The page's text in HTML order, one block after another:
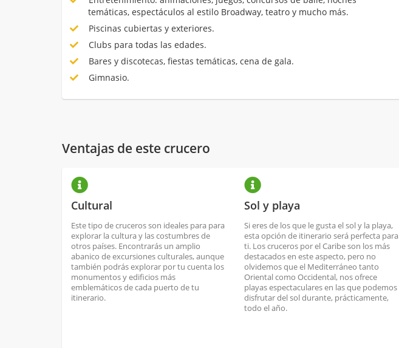
temáticas, espectáculos al estilo Broadway, teatro y mucho más.
Piscinas cubiertas y exteriores.
Clubs para todas las edades.
Bares y discotecas, fiestas temáticas, cena de gala.
Gimnasio.
Ventajas de este crucero
Cultural
Este tipo de cruceros son ideales para para
explorar la cultura y las costumbres de
otros países. Encontrarás un amplio
abanico de excursiones culturales, aunque
también podrás explorar por tu cuenta los
monumentos y edificios más
emblemáticos de cada puerto de tu
itinerario.
Sol y playa
Si eres de los que le gusta el sol y la playa,
esta opción de itinerario será perfecta para
ti. Los cruceros por el Caribe son los más
destacados en este aspecto, pero no
olvidemos que el Mediterráneo tanto
Oriental como Occidental, nos ofrece
playas espectaculares en las que podemos
disfrutar del sol durante, prácticamente,
todo el año.